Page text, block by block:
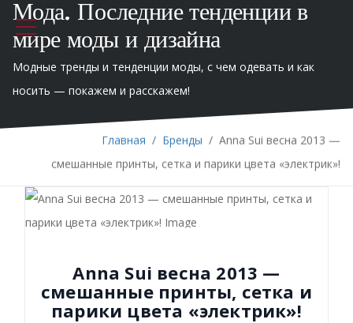
Мода. Последние тенденции в
мире моды и дизайна
Модные тренды и тенденции моды, с чем одевать и как
носить — покажем и расскажем!
Главная / Бренды / Anna Sui весна 2013 —
смешанные принты, сетка и парики цвета «электрик»!
Anna Sui весна 2013 —
смешанные принты, сетка и
парики цвета «электрик»!